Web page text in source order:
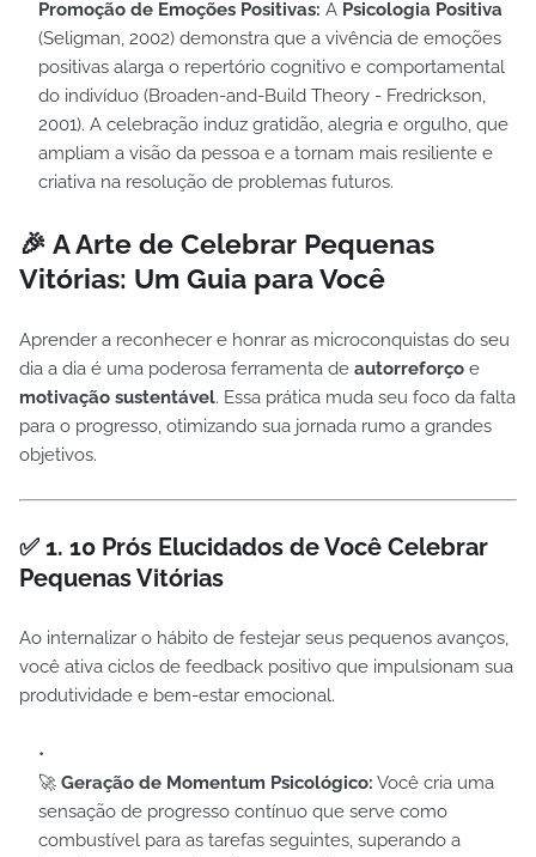
Promoção de Emoções Positivas: A Psicologia Positiva
(Seligman, 2002) demonstra que a vivência de emoções
positivas alarga o repertório cognitivo e comportamental
do indivíduo (Broaden-and-Build Theory - Fredrickson,
2001). A celebração induz gratidão, alegria e orgulho, que
ampliam a visão da pessoa e a tornam mais resiliente e
criativa na resolução de problemas futuros.
🎉 A Arte de Celebrar Pequenas
Vitórias: Um Guia para Você
Aprender a reconhecer e honrar as microconquistas do seu
dia a dia é uma poderosa ferramenta de autorreforço e
motivação sustentável. Essa prática muda seu foco da falta
para o progresso, otimizando sua jornada rumo a grandes
objetivos.
✅ 1. 10 Prós Elucidados de Você Celebrar
Pequenas Vitórias
Ao internalizar o hábito de festejar seus pequenos avanços,
você ativa ciclos de feedback positivo que impulsionam sua
produtividade e bem-estar emocional.
🚀 Geração de Momentum Psicológico: Você cria uma
sensação de progresso contínuo que serve como
combustível para as tarefas seguintes, superando a